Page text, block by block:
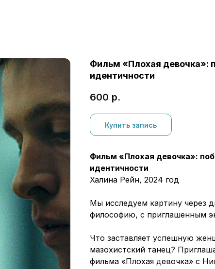
Фильм «Плохая девочка»:
идентичности
600 р.
Купить запись
Фильм «Плохая девочка»:
идентичности
Халина Рейн, 2024 год
Мы исследуем картину через
философию, с приглашенным
Что заставляет успешную
мазохистский танец?
фильма «Плохая девочка» с